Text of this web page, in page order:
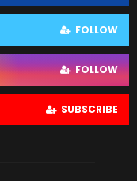
FOLLOW
FOLLOW
SUBSCRIBE